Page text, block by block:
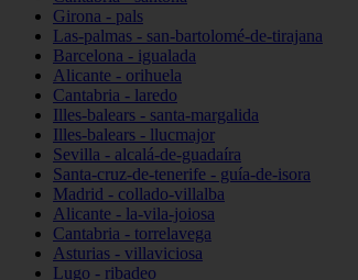
Girona - pals
Las-palmas - san-bartolomé-de-tirajana
Barcelona - igualada
Alicante - orihuela
Cantabria - laredo
Illes-balears - santa-margalida
Illes-balears - llucmajor
Sevilla - alcalá-de-guadaíra
Santa-cruz-de-tenerife - guía-de-isora
Madrid - collado-villalba
Alicante - la-vila-joiosa
Cantabria - torrelavega
Asturias - villaviciosa
Lugo - ribadeo